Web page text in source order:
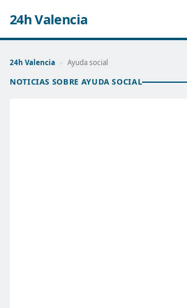
24h Valencia
24h Valencia › Ayuda social
NOTICIAS SOBRE AYUDA SOCIAL